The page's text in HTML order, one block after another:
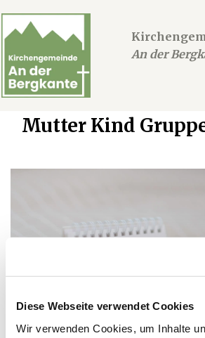
Diese Webseite verwendet Cookies
Wir verwenden Cookies, um Inhalte
An der
Mutter Kind